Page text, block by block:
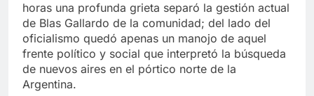
horas una profunda grieta separó la gestión actual
de Blas Gallardo de la comunidad; del lado del
oficialismo quedó apenas un manojo de aquel
frente político y social que interpretó la búsqueda
de nuevos aires en el pórtico norte de la
Argentina.